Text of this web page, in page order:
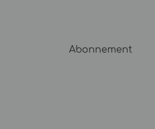
Abonnement